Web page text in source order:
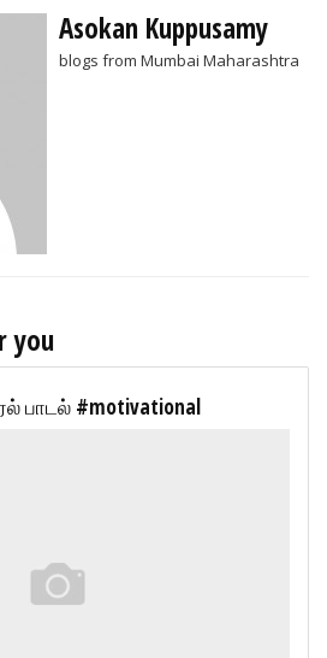
Asokan Kuppusamy
blogs from Mumbai Maharashtra
you
பாடல் #motivational